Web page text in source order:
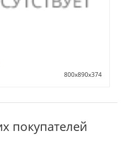
800х890х374
покупателей